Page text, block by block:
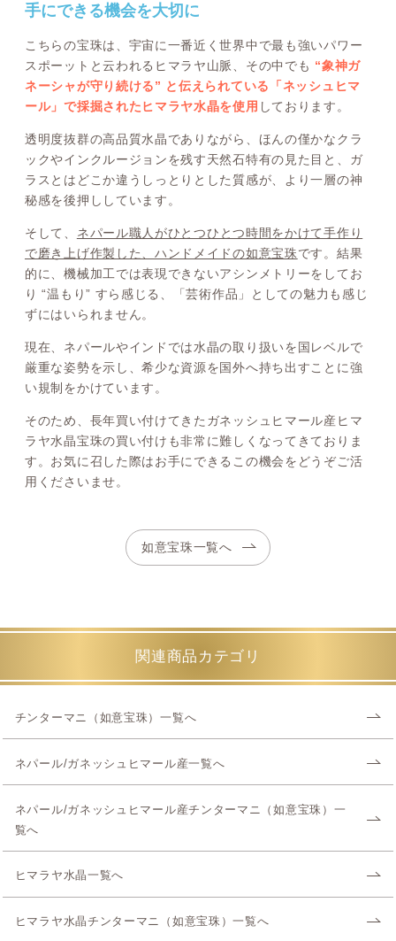
手にできる機会を大切に
こちらの宝珠は、宇宙に一番近く世界中で最も強いパワー
スポーットと云われるヒマラヤ山脈、その中でも “象神ガ
ネーシャが守り続ける” と伝えられている「ネッシュヒマ
ール」で採掘されたヒマラヤ水晶を使用 しております。
透明度抜群の高品質水晶でありながら、ほんの僅かなクラ
ックやインクルージョンを残す天然石特有の見た目と、ガ
ラスとはどこか違うしっとりとした質感が、より一層の神
秘感を後押ししています。
そして、 ネパール職人がひとつひとつ時間をかけて手作り
で磨き上げ作製した、ハンドメイドの如意宝珠です。結果
的に、機械加工では表現できないアシンメトリーをしてお
り “温もり” すら感じる、「芸術作品」としての魅力も感じ
ずにはいられません。
現在、ネパールやインドでは水晶の取り扱いを国レベルで
厳重な姿勢を示し、希少な資源を国外へ持ち出すことに強
い規制をかけています。
そのため、長年買い付けてきたガネッシュヒマール産ヒマ
ラヤ水晶宝珠の買い付けも非常に難しくなってきておりま
す。お気に召した際はお手にできるこの機会をどうぞご活
用くださいませ。
如意宝珠一覧へ
関連商品カテゴリ
チンターマニ（如意宝珠）一覧へ
ネパール/ガネッシュヒマール産一覧へ
ネパール/ガネッシュヒマール産チンターマニ（如意宝珠）一
覧へ
ヒマラヤ水晶一覧へ
ヒマラヤ水晶チンターマニ（如意宝珠）一覧へ